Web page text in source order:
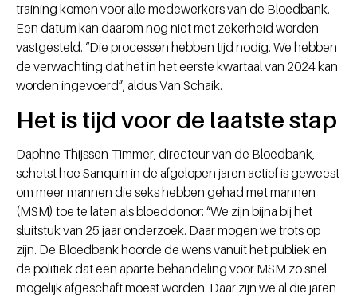
training komen voor alle medewerkers van de Bloedbank.
Een datum kan daarom nog niet met zekerheid worden
vastgesteld. “Die processen hebben tijd nodig. We hebben
de verwachting dat het in het eerste kwartaal van 2024 kan
worden ingevoerd”, aldus Van Schaik.
Het is tijd voor de laatste stap
Daphne Thijssen-Timmer, directeur van de Bloedbank,
schetst hoe Sanquin in de afgelopen jaren actief is geweest
om meer mannen die seks hebben gehad met mannen
(MSM) toe te laten als bloeddonor: “We zijn bijna bij het
sluitstuk van 25 jaar onderzoek. Daar mogen we trots op
zijn. De Bloedbank hoorde de wens vanuit het publiek en
de politiek dat een aparte behandeling voor MSM zo snel
mogelijk afgeschaft moest worden. Daar zijn we al die jaren